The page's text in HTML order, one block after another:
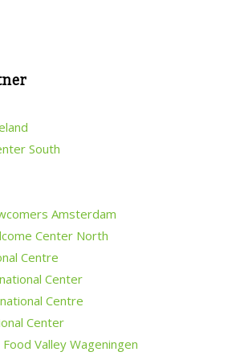
South
Amsterdam
Center North
Centre
Center
Centre
Center
Valley Wageningen